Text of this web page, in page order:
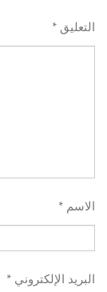
التعليق *
الاسم *
البريد الإلكتروني *